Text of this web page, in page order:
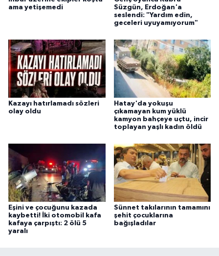
ama yetişemedi
Süzgün, Erdoğan'a
seslendi: "Yardım edin,
geceleri uyuyamıyorum"
Kazayı hatırlamadı sözleri
olay oldu
Hatay'da yokuşu
çıkamayan kum yüklü
kamyon bahçeye uçtu, incir
toplayan yaşlı kadın öldü
Eşini ve çocuğunu kazada
kaybetti! İki otomobil kafa
kafaya çarpıştı: 2 ölü 5
yaralı
Sünnet takılarının tamamını
şehit çocuklarına
bağışladılar